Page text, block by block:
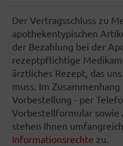
Der Vertragsschluss zu
apothekentypischen
der Bezahlung bei der
rezeptpflichtige
ärztliches Rezept, das
muss. Im
Vorbestellung - per
Vorbestellformular
stehen Ihnen
Informationsrechte zu.